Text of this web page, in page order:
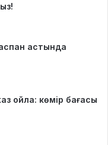
астында
ойла: көмір бағасы